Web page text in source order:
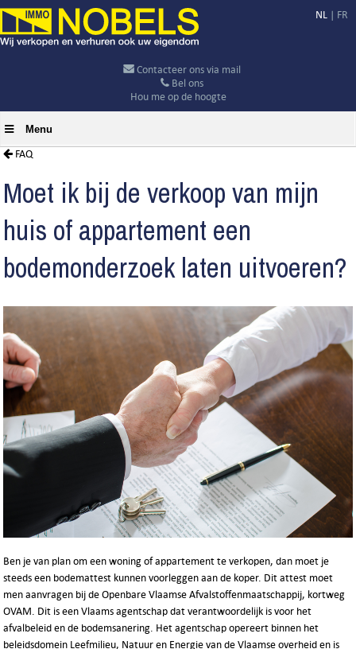
NL | FR
Contacteer ons via mail
Bel ons
Hou me op de hoogte
Menu
FAQ
Moet ik bij de verkoop van mijn
huis of appartement een
bodemonderzoek laten uitvoeren?
Ben je van plan om een woning of appartement te verkopen, dan moet je
steeds een bodemattest kunnen voorleggen aan de koper. Dit attest moet
men aanvragen bij de Openbare Vlaamse Afvalstoffenmaatschappij, kortweg
OVAM. Dit is een Vlaams agentschap dat verantwoordelijk is voor het
afvalbeleid en de bodemsanering. Het agentschap opereert binnen het
beleidsdomein Leefmilieu, Natuur en Energie van de Vlaamse overheid en is